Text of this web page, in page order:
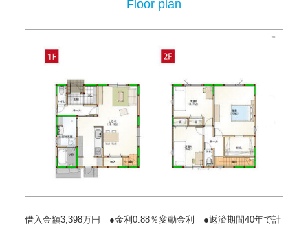
Floor plan
借入金額3,398万円 ●金利0.88％変動金利 ●返済期間40年で計